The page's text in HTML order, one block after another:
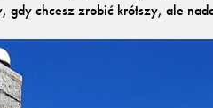
gdy chcesz zrobić krótszy, ale